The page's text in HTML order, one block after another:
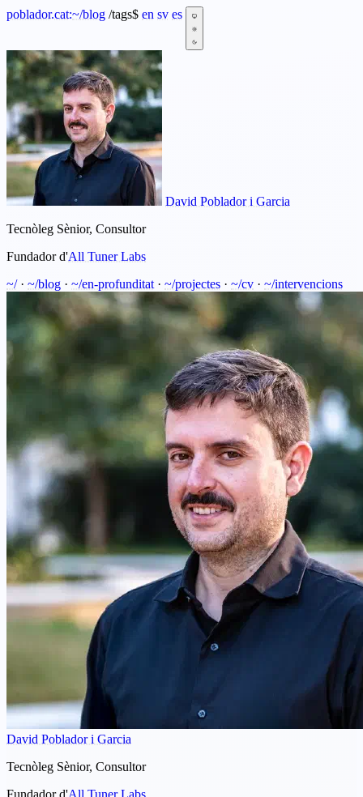
poblador.cat:~/blog /tags$ en sv es
David Poblador i Garcia
Tecnòleg Sènior, Consultor
Fundador d'All Tuner Labs
~/ · ~/blog · ~/en-profunditat · ~/projectes · ~/cv · ~/intervencions
David Poblador i Garcia
Tecnòleg Sènior, Consultor
Fundador d'All Tuner Labs